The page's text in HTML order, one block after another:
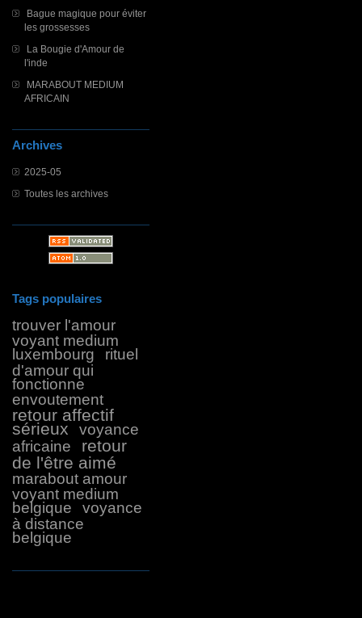
Bague magique pour éviter
les grossesses
La Bougie d'Amour de
l'inde
MARABOUT MEDIUM
AFRICAIN
Archives
2025-05
Toutes les archives
Tags populaires
trouver l'amour
voyant medium
luxembourg
rituel
d'amour qui
fonctionne
envoutement
retour affectif
sérieux
voyance
africaine
retour
de l'être aimé
marabout amour
voyant medium
belgique
voyance
à distance
belgique